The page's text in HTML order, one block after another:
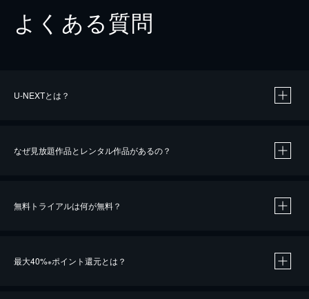
よくある質問
U-NEXTとは？
なぜ見放題作品とレンタル作品があるの？
無料トライアルは何が無料？
最大40%※ポイント還元とは？